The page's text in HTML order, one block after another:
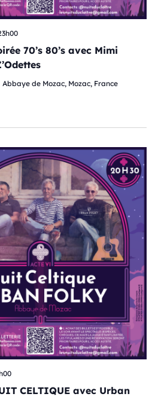
70’s 80’s avec Mimi
Abbaye de Mozac, Mozac, France
CELTIQUE avec Urban